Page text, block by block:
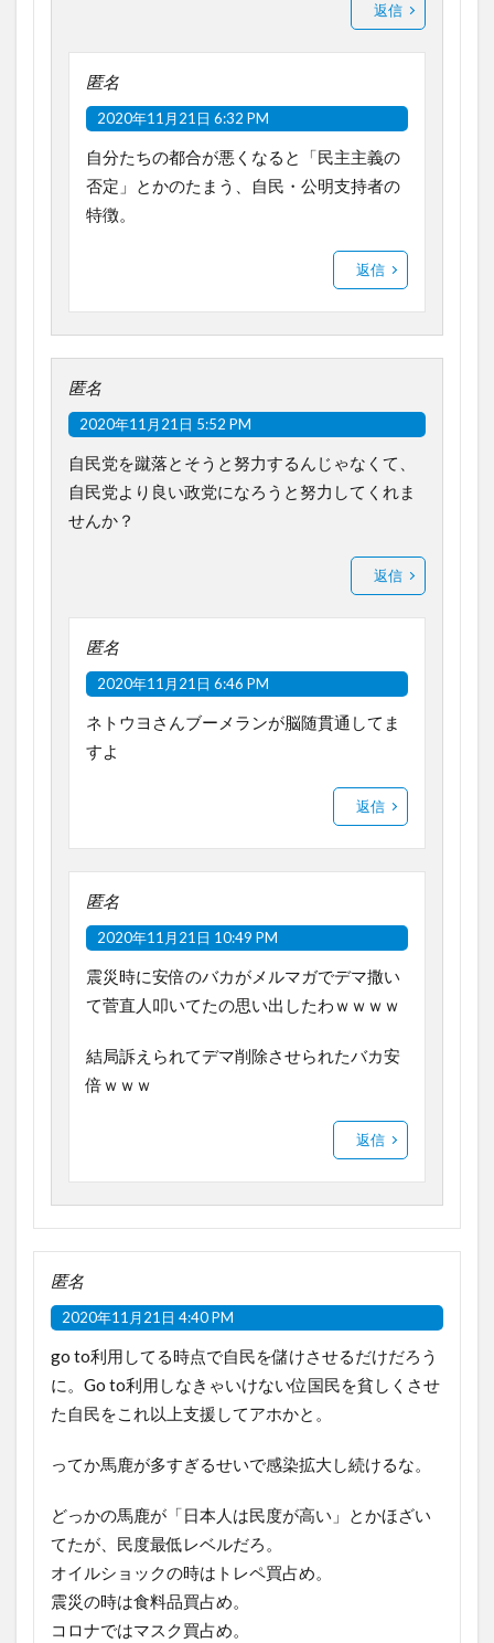
返信
匿名
2020年11月21日 6:32 PM
自分たちの都合が悪くなると「民主主義の
否定」とかのたまう、自民・公明支持者の
特徴。
返信
匿名
2020年11月21日 5:52 PM
自民党を蹴落とそうと努力するんじゃなくて、
自民党より良い政党になろうと努力してくれま
せんか？
返信
匿名
2020年11月21日 6:46 PM
ネトウヨさんブーメランが脳随貫通してま
すよ
返信
匿名
2020年11月21日 10:49 PM
震災時に安倍のバカがメルマガでデマ撒い
て菅直人叩いてたの思い出したわｗｗｗｗ
結局訴えられてデマ削除させられたバカ安
倍ｗｗｗ
返信
匿名
2020年11月21日 4:40 PM
go to利用してる時点で自民を儲けさせるだけだろう
に。Go to利用しなきゃいけない位国民を貧しくさせ
た自民をこれ以上支援してアホかと。
ってか馬鹿が多すぎるせいで感染拡大し続けるな。
どっかの馬鹿が「日本人は民度が高い」とかほざい
てたが、民度最低レベルだろ。
オイルショックの時はトレペ買占め。
震災の時は食料品買占め。
コロナではマスク買占め。